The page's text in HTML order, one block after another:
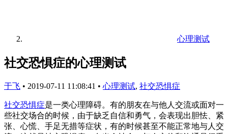
心理测试
社交恐惧症的心理测试
于飞 • 2019-07-11 11:08:41 • 心理测试, 社交恐惧症
社交恐惧症是一类心理障碍。有的朋友在与他人交流或面对一
些社交场合的时候，由于缺乏自信和勇气，会表现出胆怯、紧
张、心慌、手足无措等症状，有的时候甚至不能正常地与人交